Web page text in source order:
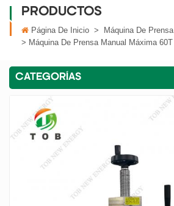
PRODUCTOS
Página De Inicio > Máquina De Prensa
> Máquina De Prensa Manual Máxima 60T
CATEGORÍAS